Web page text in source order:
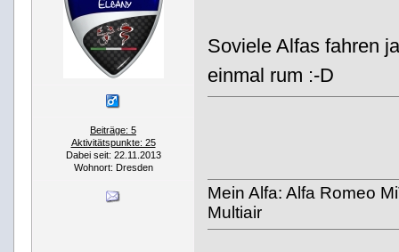
Beiträge: 5
Aktivitätspunkte: 25
Dabei seit: 22.11.2013
Wohnort: Dresden
Soviele Alfas fahren
einmal rum :-D
Mein Alfa: Alfa Romeo
Multiair